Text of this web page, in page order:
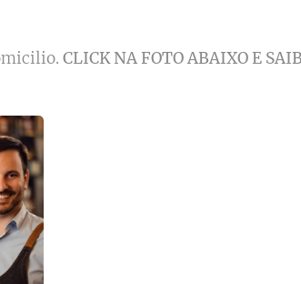
CLICK NA FOTO ABAIXO E